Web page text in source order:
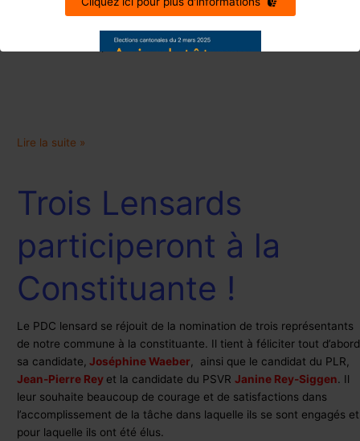
Animateur de la présentation des candidats
Lire la suite »
Trois Lensards
participeront à la
Constituante !
Le PDC lensard se réjouit de la nomination de trois représentants
de notre commune à la constituante. Il tient à féliciter tout d’abord
sa candidate, Joséphine Waeber , ainsi que le candidat du PLR,
Jean-Pierre Rey et la candidate du PSVR Janine Rey-Siggen. Il
leur souhaite beaucoup de courage et de satisfactions dans
l’accomplissement de la tâche dans laquelle ils se sont engagés et
pour laquelle ils ont été élus.
Trois
Lensards
à
la
Constituante